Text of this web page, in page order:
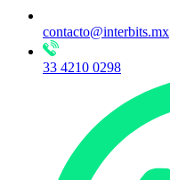
contacto@interbits.mx
33 4210 0298